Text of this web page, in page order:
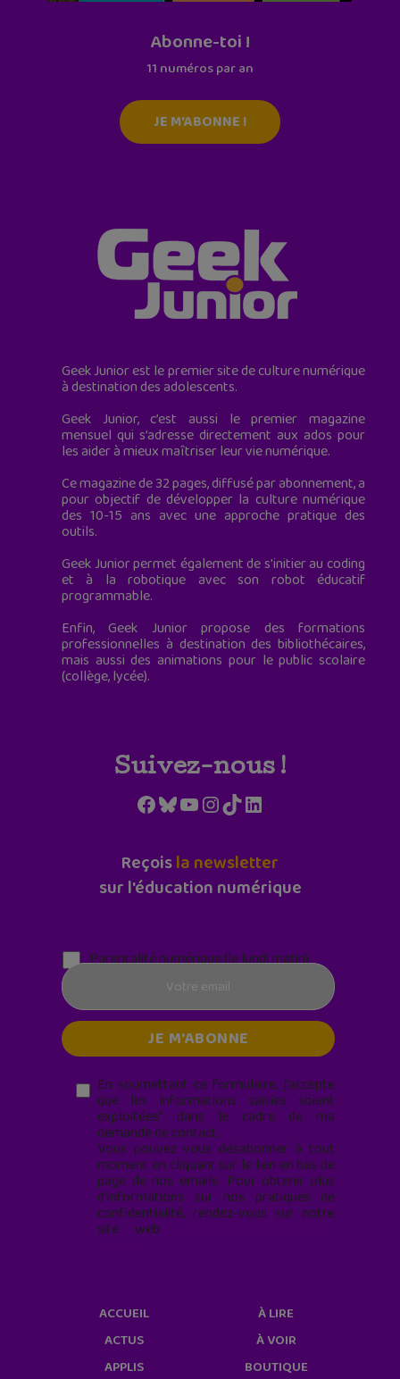
Abonne-toi !
11 numéros par an
JE M'ABONNE !
Geek Junior est le premier site de culture numérique
à destination des adolescents.
Geek Junior, c’est aussi le premier magazine
mensuel qui s’adresse directement aux ados pour
les aider à mieux maîtriser leur vie numérique.
Ce magazine de 32 pages, diffusé par abonnement, a
pour objectif de développer la culture numérique
des 10-15 ans avec une approche pratique des
outils.
Geek Junior permet également de s'initier au coding
et à la robotique avec son robot éducatif
programmable.
Enfin, Geek Junior propose des formations
professionnelles à destination des bibliothécaires,
mais aussi des animations pour le public scolaire
(collège, lycée).
Suivez-nous !
Facebook
Bluesky
YouTube
Instagram
TikTokLinkedIn
Reçoisla newsletter
sur l'éducation numérique
Parentalité numérique (le lundi matin)
En soumettant ce formulaire, j’accepte
que les informations saisies soient
exploitées* dans le cadre de ma
demande de contact.
Vous pouvez vous désabonner à tout
moment en cliquant sur le lien en bas de
page de nos emails. Pour obtenir plus
d'informations sur nos pratiques de
confidentialité, rendez-vous sur notre
site web
ACCUEIL
ACTUS
APPLIS
À LIRE
À VOIR
BOUTIQUE